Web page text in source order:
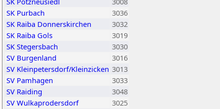
SK Purbach
3036
SK Raiba Donnerskirchen
3032
SK Raiba Gols
3019
SK Stegersbach
3030
SV Burgenland
3016
SV Kleinpetersdorf/Kleinzicken 3013
SV Pamhagen
3033
SV Raiding
3048
SV Wulkaprodersdorf
3025